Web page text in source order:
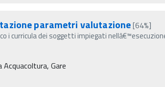
parametri valutazione[64%]
i curricula dei soggetti impiegati
Acquacoltura, Gare